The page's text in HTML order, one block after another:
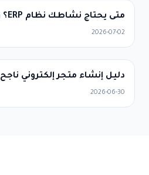
متى يحتاج نشاطك نظام ERP؟ وأهم فوائده
2026-07-02
دليل إنشاء متجر إلكتروني ناجح
2026-06-30